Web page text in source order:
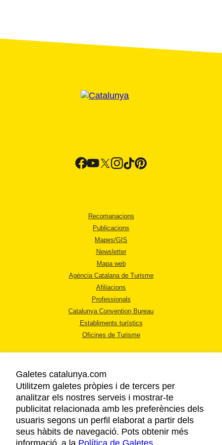
Recomanacions
Publicacions
Mapes/GIS
Newsletter
Mapa web
Agència Catalana de Turisme
Afiliacions
Professionals
Catalunya Convention Bureau
Establiments turístics
Oficines de Turisme
AVÍS LEGAL
POLÍTICA DE PRIVACITAT
COOKIES
ACCESSIBILITAT
Galetes catalunya.com
Utilitzem galetes pròpies i de tercers per
analitzar els nostres serveis i mostrar-te
publicitat relacionada amb les preferències dels
usuaris segons un perfil elaborat a partir dels
seus hàbits de navegació. Pots obtenir més
informació a la Política de Galetes